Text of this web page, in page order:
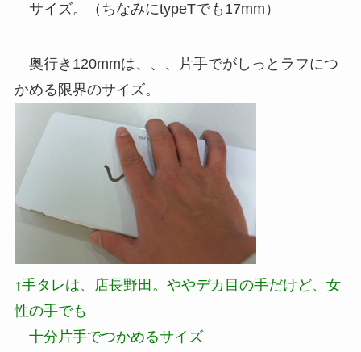
サイズ。（ちなみにtypeTでも17mm）
奥行き120mmは、、、片手でがしっとラフにつ
かめる限界のサイズ。
↑手タレは、店長野田。ややデカ目の手だけど、女
性の手でも
十分片手でつかめるサイズ